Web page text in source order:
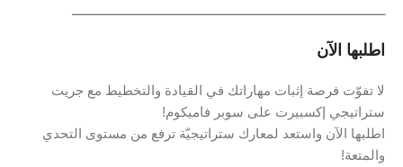
ـــــــــــــــــــــــــــــــــــــــــــــــــــــــــــــــــــــــــــــــــــــــ
اطلبها الآن
لا تفوّت فرصة إثبات مهاراتك في القيادة والتخطيط مع جريت
ستراتيجي إكسبيرت على سوبر فاميكوم!
اطلبها الآن واستعد لمعارك ستراتيجيّة ترفع من مستوى التحدي
والمتعة!